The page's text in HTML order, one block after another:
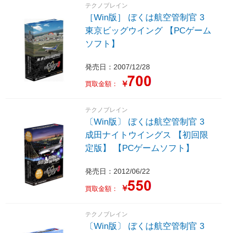
テクノブレイン
［Win版］ ぼくは航空管制官 3
東京ビッグウイング 【PCゲーム
ソフト】
発売日：2007/12/28
買取金額： ￥
テクノブレイン
〔Win版〕 ぼくは航空管制官 3
成田ナイトウイングス 【初回限
定版】 【PCゲームソフト】
発売日：2012/06/22
買取金額： ￥
テクノブレイン
〔Win版〕 ぼくは航空管制官 3